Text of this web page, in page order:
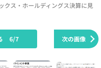
クス・ホールディングス決算に見
次の画像
6/7